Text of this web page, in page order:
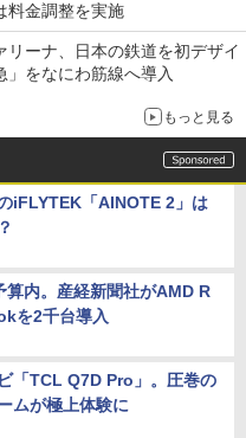
料金調整を実施
ーナ、日本の鉄道を初デザイ
」をなにわ筋線へ導入
もっと見る
iFLYTEK「AINOTE 2」は
算内。産経新聞社がAMD R
を2千台導入
「TCL Q7D Pro」。圧巻の
ムが極上体験に